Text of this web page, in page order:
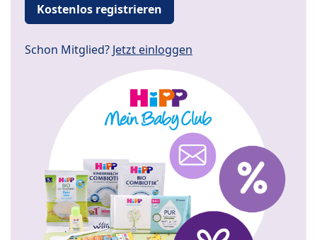
Kostenlos registrieren
Schon Mitglied? Jetzt einloggen